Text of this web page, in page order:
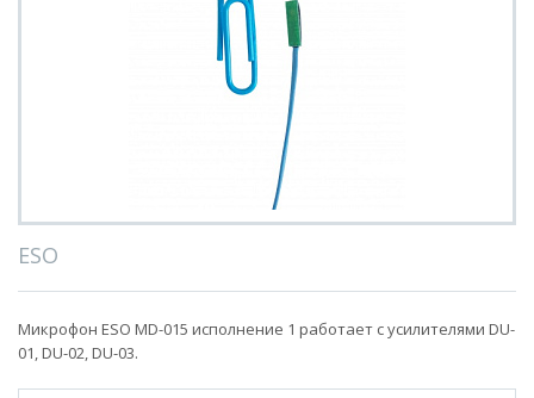
ESO
Микрофон ESO MD-015 исполнение 1 работает с усилителями DU-
01, DU-02, DU-03.